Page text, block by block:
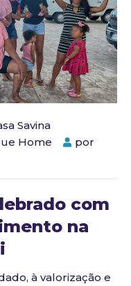
Savina
Home
por
com
na
à valorização e